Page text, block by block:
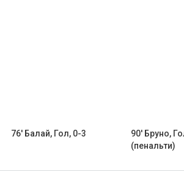
76' Балай, Гол, 0-3
90' Бруно,
(пенальти)